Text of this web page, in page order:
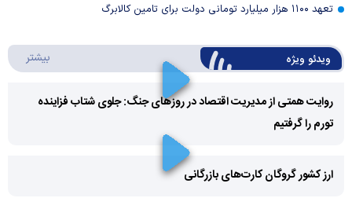
تعهد ۱۱۰۰ هزار میلیارد تومانی دولت برای تامین کالابرگ
ویدئو ویژه بیشتر
Play
Video
روایت همتی از مدیریت اقتصاد در روزهای جنگ: جلوی شتاب فزاینده
تورم را گرفتیم
ارز کشور گروگان کارت‌های بازرگانی